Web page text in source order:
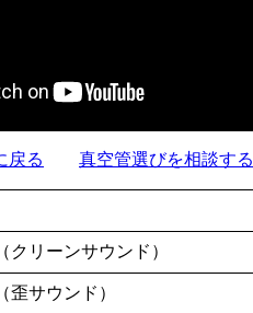
戻る 真空管選びを相談する
リーンサウンド）
歪サウンド）